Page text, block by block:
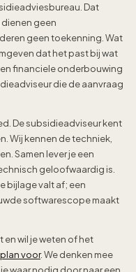
Dat
dienen geen
geen toekenning. Wat
dat het past bij wat
financiele onderbouwing
die de aanvraag
De subsidieadviseur kent
Wij kennen de techniek,
Samen lever je een
geloofwaardig is.
bijlage valt af; een
softwarescope maakt
wil je weten of het
voor. We denken mee
waar nodig door naar een